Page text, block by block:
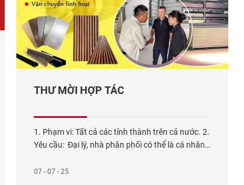
THƯ MỜI HỢP TÁC
1. Phạm vi: Tất cả các tỉnh thành trên cả nước. 2.
Yêu cầu: Đại lý, nhà phân phối có thể là cá nhân,
năng thực hiện và bán hàng hiệu quả 3. Sản
07 - 07 - 25